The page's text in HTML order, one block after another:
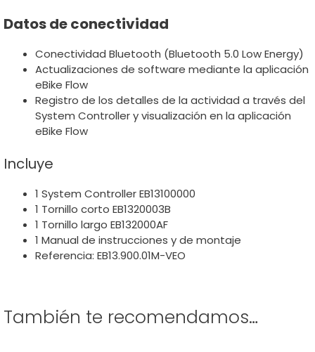
Datos de conectividad
Conectividad Bluetooth (Bluetooth 5.0 Low Energy)
Actualizaciones de software mediante la aplicación
eBike Flow
Registro de los detalles de la actividad a través del
System Controller y visualización en la aplicación
eBike Flow
Incluye
1 System Controller EB13100000
1 Tornillo corto EB1320003B
1 Tornillo largo EB132000AF
1 Manual de instrucciones y de montaje
Referencia: EB13.900.01M-VEO
También te recomendamos…